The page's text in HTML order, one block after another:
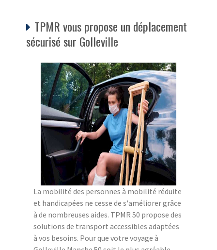
TPMR vous propose un déplacement
sécurisé sur Golleville
La mobilité des personnes à mobilité réduite
et handicapées ne cesse de s'améliorer grâce
à de nombreuses aides. TPMR 50 propose des
solutions de transport accessibles adaptées
à vos besoins. Pour que votre voyage à